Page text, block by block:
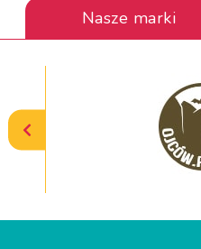
Nasze marki